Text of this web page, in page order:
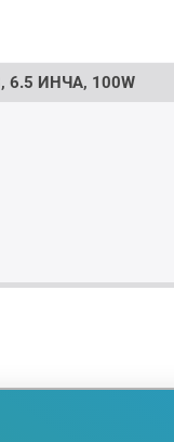
ИНЧА, 100W